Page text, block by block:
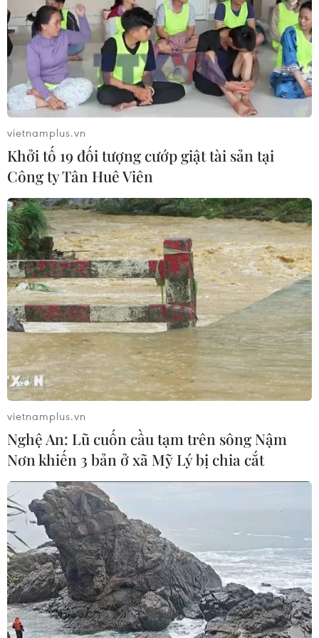
TIN CÙNG CHUYÊN MỤC
vietnamplus.vn
Khởi tố 19 đối tượng cướp giật tài sản tại
Công ty Tân Huê Viên
vietnamplus.vn
Nghệ An: Lũ cuốn cầu tạm trên sông Nậm
Nơn khiến 3 bản ở xã Mỹ Lý bị chia cắt